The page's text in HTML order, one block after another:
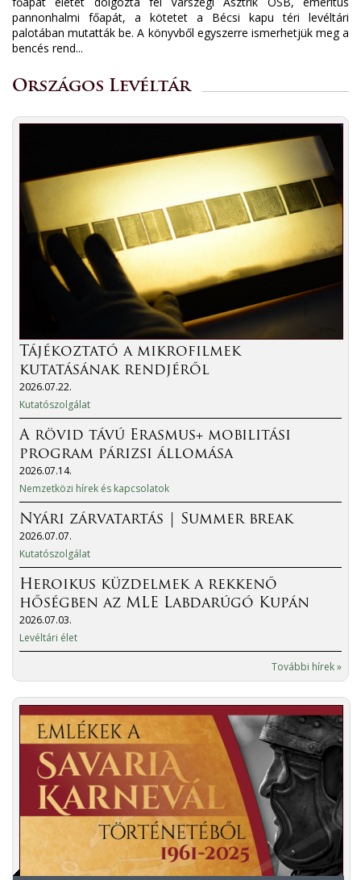
pannonhalmi főapát, a kötetet a Bécsi kapu téri levéltári
palotában mutatták be. A könyvből egyszerre ismerhetjük meg a
bencés rend...
Országos Levéltár
Tájékoztató a mikrofilmek
kutatásának rendjéről
2026.07.22.
Kutatószolgálat
A rövid távú Erasmus+ mobilitási
program párizsi állomása
2026.07.14.
Nemzetközi hírek és kapcsolatok
Nyári zárvatartás | Summer break
2026.07.07.
Kutatószolgálat
Heroikus küzdelmek a rekkenő
hőségben az MLE Labdarúgó Kupán
2026.07.03.
Levéltári élet
További hírek »